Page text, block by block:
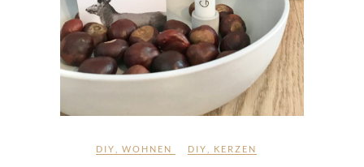
DIY WOHNEN DIY KERZEN